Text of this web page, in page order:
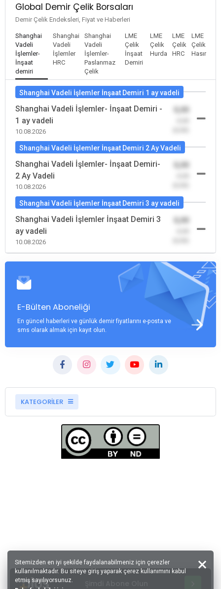
Global Demir Çelik Borsaları
Demir Çelik Endeksleri, Fiyat ve Haberleri
Shanghai
Vadeli
İşlemler-
İnşaat
demiri
Shanghai
Vadeli
İşlemler
HRC
Shanghai
Vadeli
İşlemler-
Paslanmaz
Çelik
LME
Çelik
İnşaat
Demiri
LME
Çelik
Hurda
LME
Çelik
HRC
LME
Çelik
Hasır
Shanghai Vadeli İşlemler İnşaat Demiri 1 ay vadeli
Shanghai Vadeli İşlemler- İnşaat Demiri -
1 ay vadeli
10.08.2026
0,00
Shanghai Vadeli İşlemler İnşaat Demiri 2 Ay Vadeli
Shanghai Vadeli İşlemler- İnşaat Demiri-
2 Ay Vadeli
10.08.2026
0,00
Shanghai Vadeli İşlemler İnşaat Demiri 3 ay vadeli
Shanghai Vadeli İşlemler İnşaat Demiri 3
ay vadeli
10.08.2026
0,00
E-Bülten Aboneliği
En güncel haberleri ve günlük demir fiyatlarını e-posta ve
sms olarak almak için kayıt olun.
KATEGORİLER
Sitemizden en iyi şekilde faydalanabilmeniz için çerezler
kullanılmaktadır. Bu siteye giriş yaparak çerez kullanımını kabul
etmiş sayılıyorsunuz.